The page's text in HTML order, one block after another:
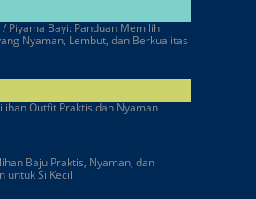
Piyama Bayi: Panduan Memilih
Nyaman, Lembut, dan Berkualitas
Outfit Praktis dan Nyaman
Baju Praktis, Nyaman, dan
untuk Si Kecil